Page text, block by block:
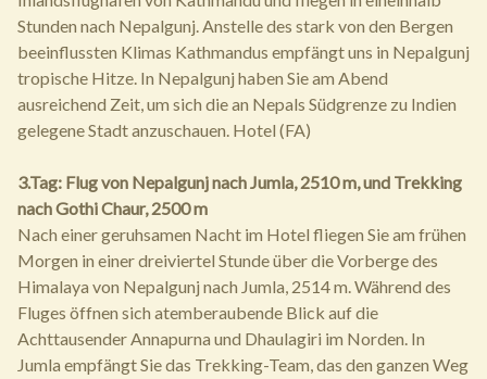
Stunden nach Nepalgunj. Anstelle des stark von den Bergen
beeinflussten Klimas Kathmandus empfängt uns in Nepalgunj
tropische Hitze. In Nepalgunj haben Sie am Abend
ausreichend Zeit, um sich die an Nepals Südgrenze zu Indien
gelegene Stadt anzuschauen. Hotel (FA)
3.Tag: Flug von Nepalgunj nach Jumla, 2510 m, und Trekking
nach Gothi Chaur, 2500 m
Nach einer geruhsamen Nacht im Hotel fliegen Sie am frühen
Morgen in einer dreiviertel Stunde über die Vorberge des
Himalaya von Nepalgunj nach Jumla, 2514 m. Während des
Fluges öffnen sich atemberaubende Blick auf die
Achttausender Annapurna und Dhaulagiri im Norden. In
Jumla empfängt Sie das Trekking-Team, das den ganzen Weg